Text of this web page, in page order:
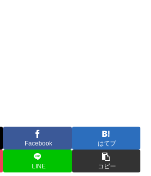
Facebook はてブ
LINE コピー